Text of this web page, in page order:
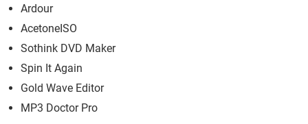
Ardour
AcetoneISO
Sothink DVD Maker
Spin It Again
Gold Wave Editor
MP3 Doctor Pro